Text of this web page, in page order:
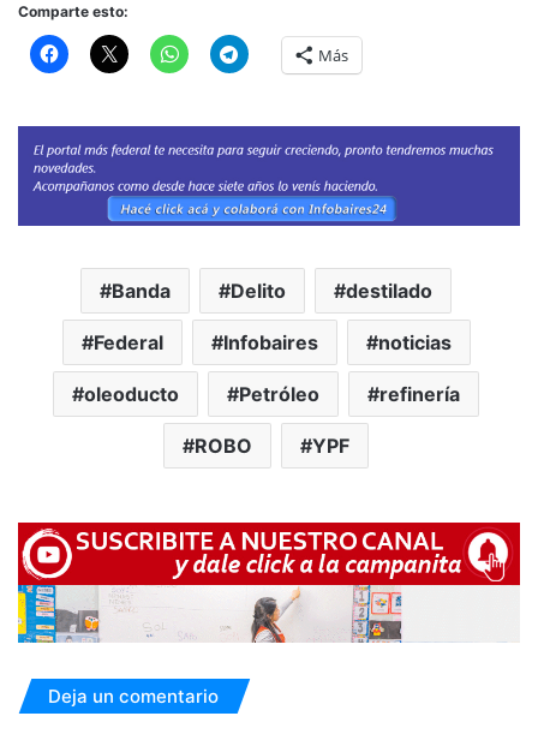
Comparte esto:
Más
Banda Delito destilado
Federal Infobaires noticias
oleoducto Petróleo refinería
ROBO YPF
Deja un comentario